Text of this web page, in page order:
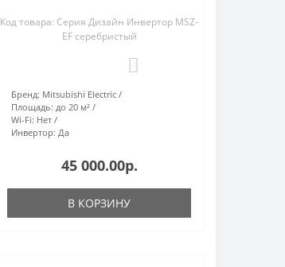
Код товара: Серия Дизайн Инвертор MSZ-
EF серебристый
Бренд: Mitsubishi Electric
Площадь: до 20 м²
Wi-Fi: Нет
Инвертор: Да
45 000.00р.
В КОРЗИНУ